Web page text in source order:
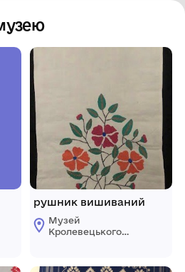
рушник вишиваний
Музей
Кролевецького
міської ради